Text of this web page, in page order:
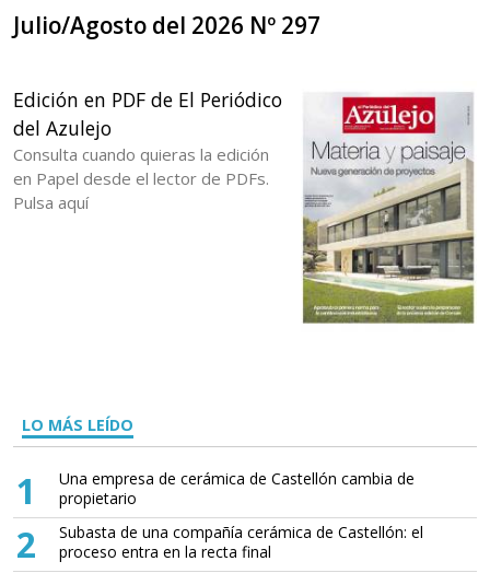
Julio/Agosto del 2026 Nº 297
Edición en PDF de El Periódico
del Azulejo
Consulta cuando quieras la edición
en Papel desde el lector de PDFs.
Pulsa aquí
LO MÁS LEÍDO
1
Una empresa de cerámica de Castellón cambia de
propietario
2
Subasta de una compañía cerámica de Castellón: el
proceso entra en la recta final